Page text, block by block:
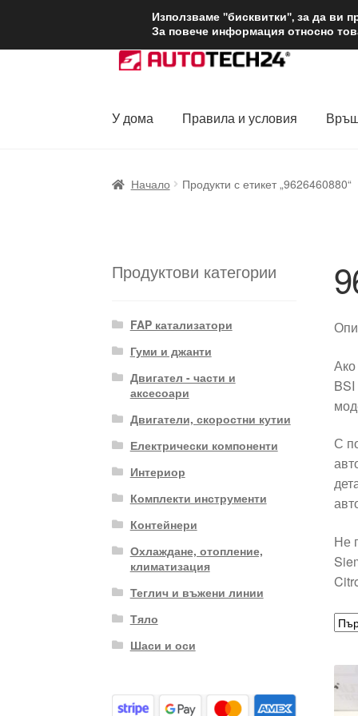
ДОСТАВКА от
Skip
to
Skip
to
У дома
Правила и условия
Начало Продукти с етикет „9626460880“
С
Не
Продуктови категории
FAP катализатори
Гуми и джанти
Двигател - части и
аксесоари
Двигатели, скоростни кутии
Електрически компоненти
Интериор
Комплекти инструменти
Контейнери
Охлаждане, отопление,
климатизация
Теглич и въжени линии
Тяло
Шаси и оси
Използваме "бисквитки", за да ви
За повече информация относно